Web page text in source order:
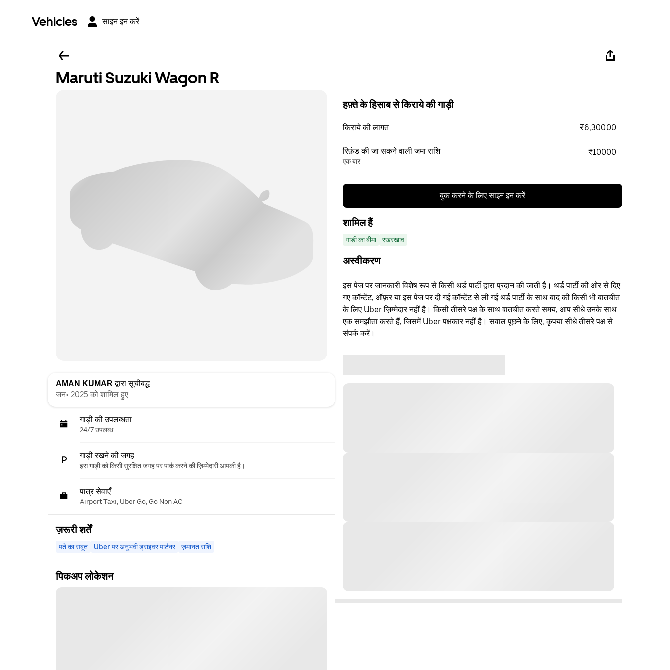
Vehicles साइन इन करें
Maruti Suzuki Wagon R
AMAN KUMAR द्वारा सूचीबद्ध
जन॰ 2025 को शामिल हुए
गाड़ी की उपलब्धता
24/7 उपलब्ध
गाड़ी रखने की जगह
इस गाड़ी को किसी सुरक्षित जगह पर पार्क करने की ज़िम्मेदारी आपकी है।
पात्र सेवाएँ
Airport Taxi, Uber Go, Go Non AC
ज़रूरी शर्तें
पते का सबूत Uber पर अनुभवी ड्राइवर पार्टनर ज़मानत राशि
पिकअप लोकेशन
हफ़्ते के हिसाब से किराये की गाड़ी
किराये की लागत ₹6,300.00
रिफ़ंड की जा सकने वाली जमा राशि
एक बार
₹10000
बुक करने के लिए साइन इन करें
शामिल हैं
गाड़ी का बीमा रखरखाव
अस्वीकरण
इस पेज पर जानकारी विशेष रूप से किसी थर्ड पार्टी द्वारा प्रदान की जाती है। थर्ड पार्टी की ओर से दिए
गए कॉन्टेंट, ऑफ़र या इस पेज पर दी गई कॉन्टेंट से ली गई थर्ड पार्टी के साथ बाद की किसी भी बातचीत
के लिए Uber ज़िम्मेदार नहीं है। किसी तीसरे पक्ष के साथ बातचीत करते समय, आप सीधे उनके साथ
एक समझौता करते हैं, जिसमें Uber पक्षकार नहीं है। सवाल पूछने के लिए, कृपया सीधे तीसरे पक्ष से
संपर्क करें।